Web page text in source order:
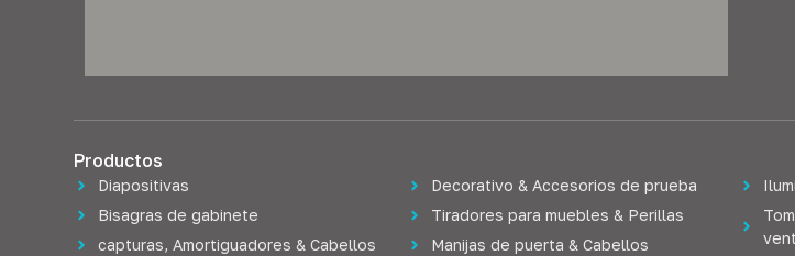
Productos
Diapositivas
Bisagras de gabinete
capturas, Amortiguadores & Cabellos
Decorativo & Accesorios de prueba
Tiradores para muebles & Perillas
Manijas de puerta & Cabellos